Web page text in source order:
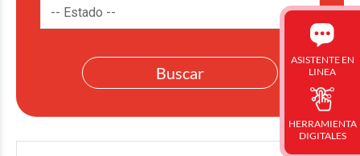
ASISTENTE EN
LINEA
HERRAMIENTA
DIGITALES